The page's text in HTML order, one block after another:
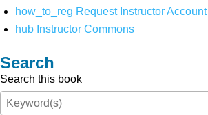
how_to_reg Request Instructor Account
hub Instructor Commons
Search
Search this book